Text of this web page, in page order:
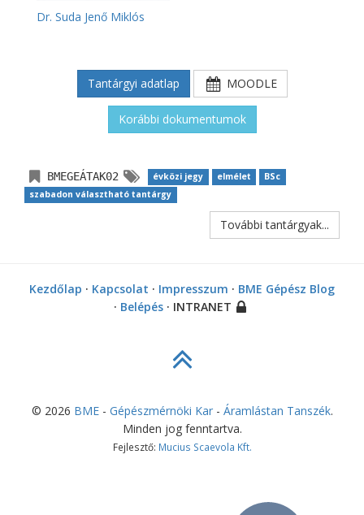
Dr. Suda Jenő Miklós
Tantárgyi adatlap MOODLE
Korábbi dokumentumok
BMEGEÁTAK02 évközi jegy elmélet
BSc
szabadon választható tantárgy
További tantárgyak...
Kezdőlap · Kapcsolat · Impresszum · BME Gépész Blog
· Belépés· INTRANET
© 2026 BME- Gépészmérnöki Kar- Áramlástan Tanszék.
Minden jog fenntartva.
Fejlesztő: Mucius Scaevola Kft.